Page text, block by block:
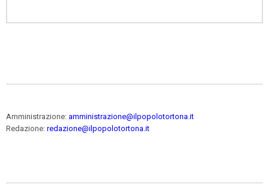
Amministrazione: amministrazione@ilpopolotortona.it
Redazione: redazione@ilpopolotortona.it